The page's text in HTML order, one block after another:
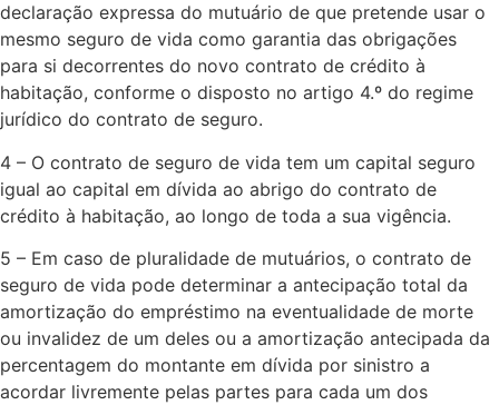
declaração expressa do mutuário de que pretende usar o
mesmo seguro de vida como garantia das obrigações
para si decorrentes do novo contrato de crédito à
habitação, conforme o disposto no artigo 4.º do regime
jurídico do contrato de seguro.​
4 – O contrato de seguro de vida tem um capital seguro
igual ao capital em dívida ao abrigo do contrato de
crédito à habitação, ao longo de toda a sua vigência.​
5 – Em caso de pluralidade de mutuários, o contrato de
seguro de vida pode determinar a antecipação total da
amortização do empréstimo na eventualidade de morte
ou invalidez de um deles ou a amortização antecipada da
percentagem do montante em dívida por sinistro a
acordar livremente pelas partes para cada um dos